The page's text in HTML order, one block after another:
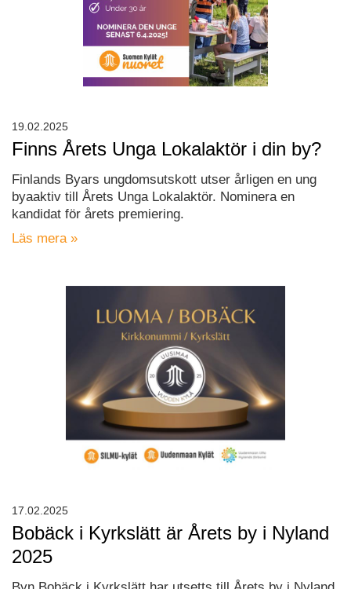
Finns Årets Unga Lokalaktör i din by?
Finlands Byars ungdomsutskott utser årligen en ung
byaaktiv till Årets Unga Lokalaktör. Nominera en
kandidat för årets premiering.
Läs mera »
19.02.2025
Bobäck i Kyrkslätt är Årets by i Nyland
2025
17.02.2025